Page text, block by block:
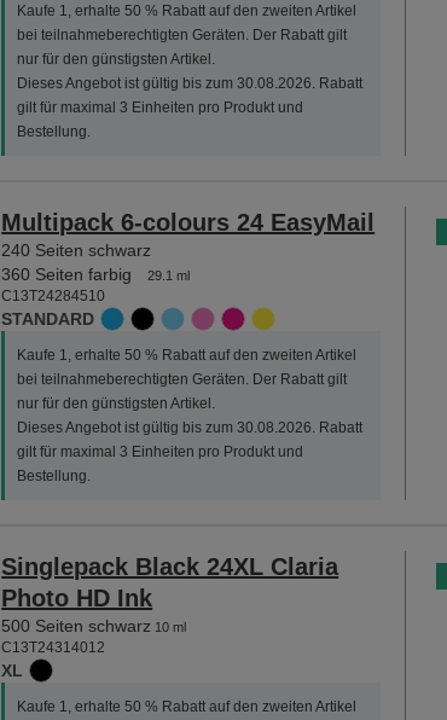
Kaufe 1, erhalte 50 % Rabatt auf den zweiten Artikel
bei teilnahmeberechtigten Geräten. Der Rabatt gilt
nur für den günstigsten Artikel.
Dieses Angebot ist gültig bis zum 30.08.2026. Rabatt
gilt für maximal 3 Einheiten pro Produkt und
Bestellung.
Multipack 6-colours 24 EasyMail
240 Seiten schwarz
360 Seiten farbig
29.1 ml
C13T24284510
STANDARD
Kaufe 1, erhalte 50 % Rabatt auf den zweiten Artikel
bei teilnahmeberechtigten Geräten. Der Rabatt gilt
nur für den günstigsten Artikel.
Dieses Angebot ist gültig bis zum 30.08.2026. Rabatt
gilt für maximal 3 Einheiten pro Produkt und
Bestellung.
Singlepack Black 24XL Claria
Photo HD Ink
500 Seiten schwarz 10 ml
C13T24314012
XL
Kaufe 1, erhalte 50 % Rabatt auf den zweiten Artikel